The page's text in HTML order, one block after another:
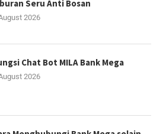
Seru Anti Bosan
2026
Chat Bot MILA Bank Mega
2026